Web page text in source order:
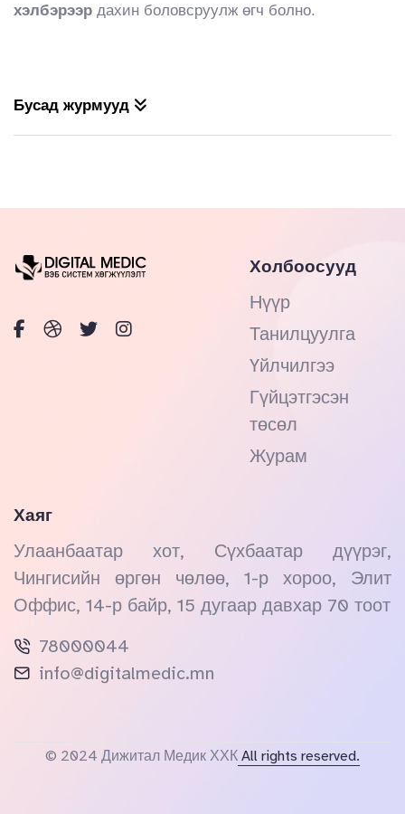
Бусад журмууд
хэлбэрээр дахин боловсруулж өгч болно.
Холбоосууд
Нүүр
Танилцуулга
Үйлчилгээ
Гүйцэтгэсэн
төсөл
Журам
Хаяг
Улаанбаатар хот, Сүхбаатар дүүрэг,
Чингисийн өргөн чөлөө, 1-р хороо, Элит
Оффис, 14-р байр, 15 дугаар давхар 70 тоот
78000044
info@digitalmedic.mn
© 2024 Дижитал Медик ХХК All rights reserved.